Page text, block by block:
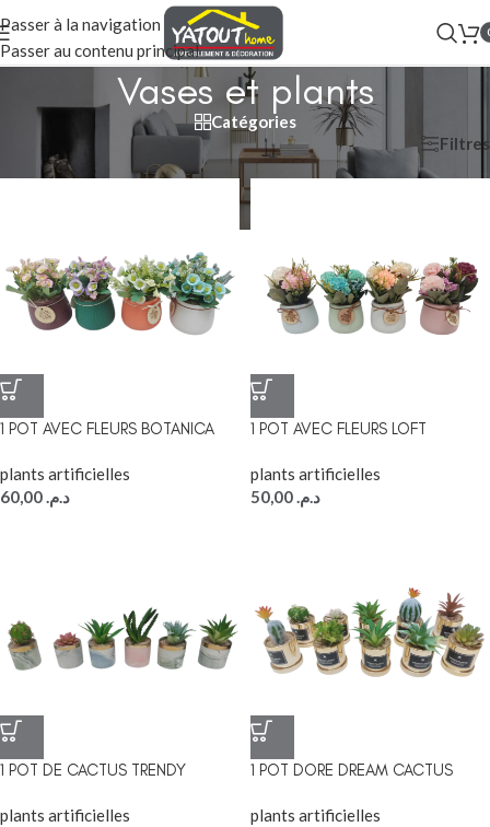
Passer à la navigation
Passer au contenu principal
Vases et plants
Catégories
Coin deco/ Vases et plants Filtres
1 POT AVEC FLEURS BOTANICA
plants artificielles
د.م.
1 POT AVEC FLEURS LOFT
plants artificielles
د.م.
1 POT DE CACTUS TRENDY
plants artificielles
1 POT DORE DREAM CACTUS
plants artificielles